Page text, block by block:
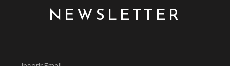
NEWSLETTER